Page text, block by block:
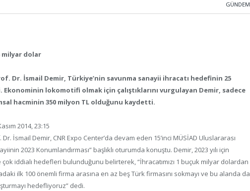
GÜNDEM
milyar dolar
Dr. İsmail Demir, Türkiye’nin savunma sanayii ihracatı hedefinin 25
lokomotifi olmak için çalıştıklarını vurgulayan Demir, sadece
hacminin 350 milyon TL olduğunu kaydetti.
2014, 23:15
İsmail Demir, CNR Expo Center’da devam eden 15’inci MÜSİAD Uluslararası
2023 Konumlandırması” başlıklı oturumda konuştu. Demir, 2023 yılı için
iddialı hedefleri bulunduğunu belirterek, “İhracatımızı 1 buçuk milyar dolardan
ilk 100 önemli firma arasına en az beş Türk firmasını sokmayı ve bu alanda da
hedefliyoruz” dedi.